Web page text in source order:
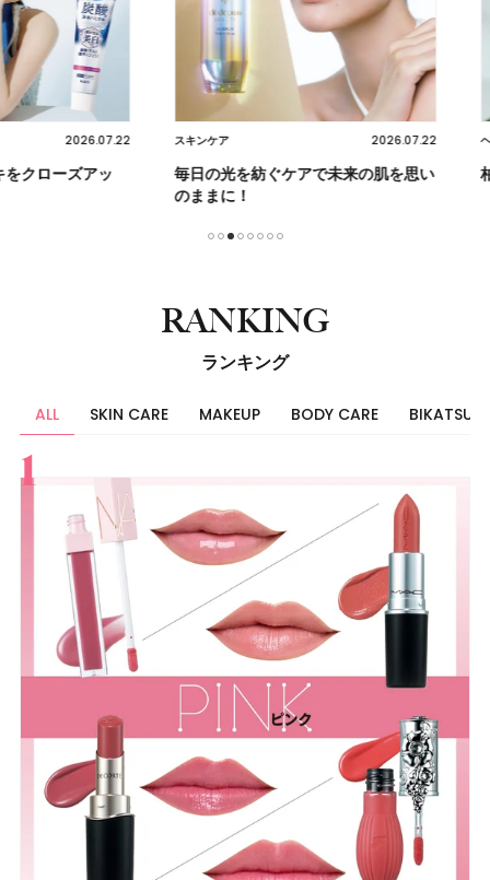
2026.07.22
ズアッ
スキンケア 2026.07.22
毎日の光を紡ぐケアで未来の肌を思い
のままに！
ヘア
柏木由紀
RANKING
ランキング
ALL SKIN CARE MAKEUP BODY CARE BIKATSU
すべて
スキンケア
メイク
ボディケア
美活
ヘア
ライフスタイル
ビューティーズ